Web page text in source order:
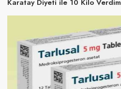
Karatay Diyeti ile 10 Kilo Verdim